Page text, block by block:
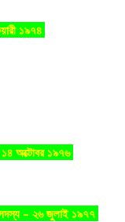
১৯৭৪
অক্টোবর ১৯৭৬
– ২৬ জুলাই ১৯৭৭